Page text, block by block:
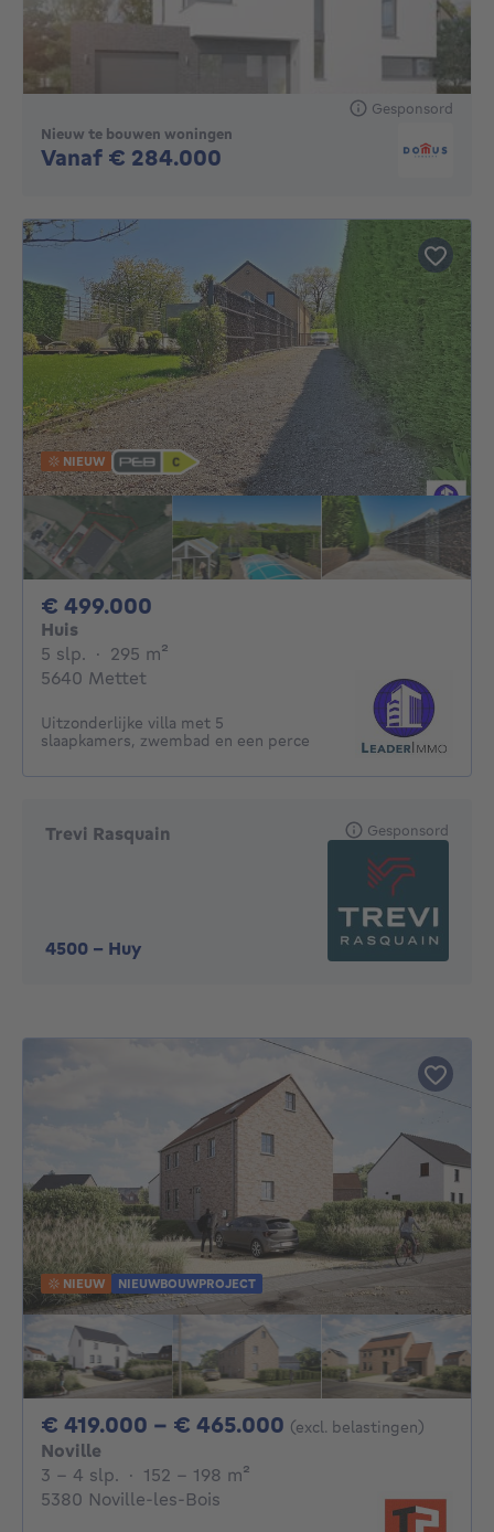
Gesponsord
Nieuw te bouwen woningen
Vanaf € 284.000
NIEUW
€ 499.000
Huis
5 slp. 5 slaapkamers
· 295 m²
5640 Mettet
Uitzonderlijke villa met 5
slaapkamers, zwembad en een perce
Trevi Rasquain
4500 - Huy
Gesponsord
NIEUW NIEUWBOUWPROJECT
€ 419.000 - € 465.000 Van 419000€ Tot
(excl. belastingen)
Noville
3 - 4 Slaapkamers
3 - 4 slp. · 152 - 198 m²
5380 Noville-les-Bois